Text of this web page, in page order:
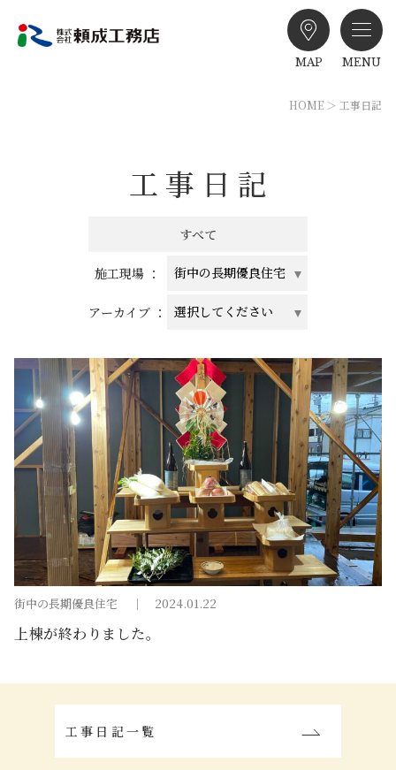
MAP MENU
HOME 工事日記
工事日記
すべて
施工現場 ：
アーカイブ ：
街中の長期優良住宅 2024.01.22
上棟が終わりました。
工事日記一覧